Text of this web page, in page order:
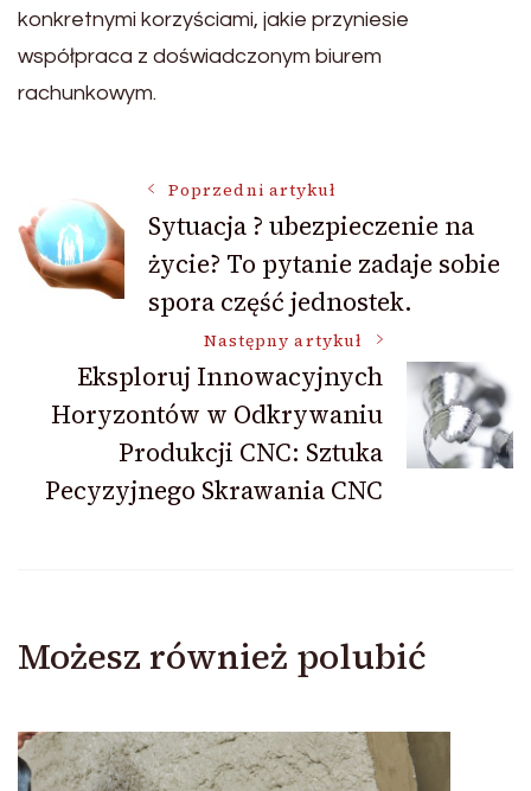
konkretnymi korzyściami, jakie przyniesie
współpraca z doświadczonym biurem
rachunkowym.
Nawigacja
wpisu
Poprzedni artykuł
Sytuacja ? ubezpieczenie na
życie? To pytanie zadaje sobie
spora część jednostek.
Następny artykuł
Eksploruj Innowacyjnych
Horyzontów w Odkrywaniu
Produkcji CNC: Sztuka
Pecyzyjnego Skrawania CNC
Możesz również polubić